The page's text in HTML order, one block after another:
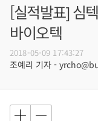
[실적발표] 심
바이오텍
2018-05-09 17:43:27
조예리 기자 -